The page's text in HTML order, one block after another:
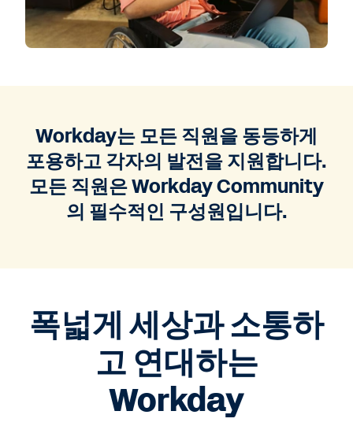
Workday는 모든 직원을 동등하게
포용하고 각자의 발전을 지원합니다.
모든 직원은 Workday Community
의 필수적인 구성원입니다.
폭넓게 세상과 소통하
고 연대하는
Workday